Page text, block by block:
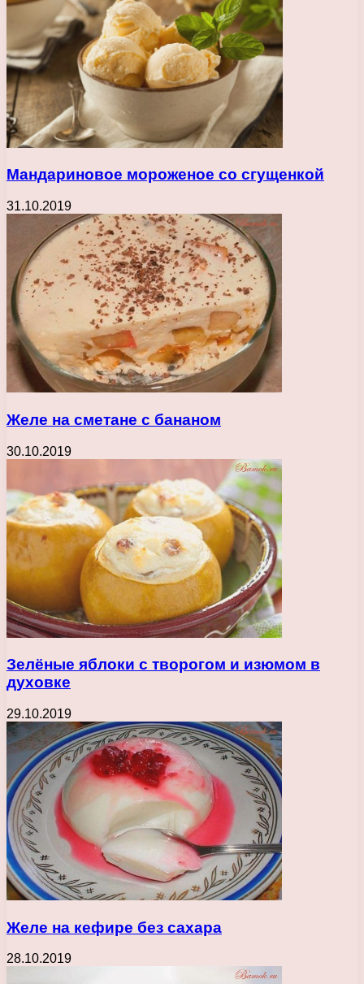
Мандариновое мороженое со сгущенкой
31.10.2019
Желе на сметане с бананом
30.10.2019
Зелёные яблоки с творогом и изюмом в
духовке
29.10.2019
Желе на кефире без сахара
28.10.2019